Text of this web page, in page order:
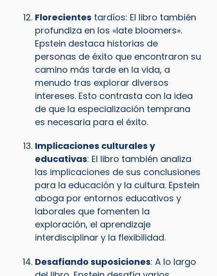
Florecientes tardíos: El libro también
profundiza en los «late bloomers».
Epstein destaca historias de
personas de éxito que encontraron su
camino más tarde en la vida, a
menudo tras explorar diversos
intereses. Esto contrasta con la idea
de que la especialización temprana
es necesaria para el éxito.
Implicaciones culturales y
educativas: El libro también analiza
las implicaciones de sus conclusiones
para la educación y la cultura. Epstein
aboga por entornos educativos y
laborales que fomenten la
exploración, el aprendizaje
interdisciplinar y la flexibilidad.
Desafiando suposiciones: A lo largo